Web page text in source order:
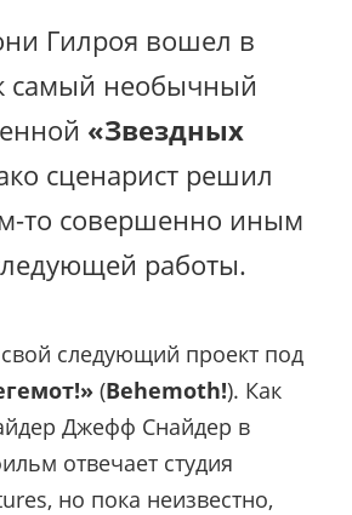
Гилроя вошел в
самый необычный
«Звездных
сценарист решил
то совершенно иным
работы.
следующий проект под
(Behemoth!). Как
Джефф Снайдер в
отвечает студия
но пока неизвестно,